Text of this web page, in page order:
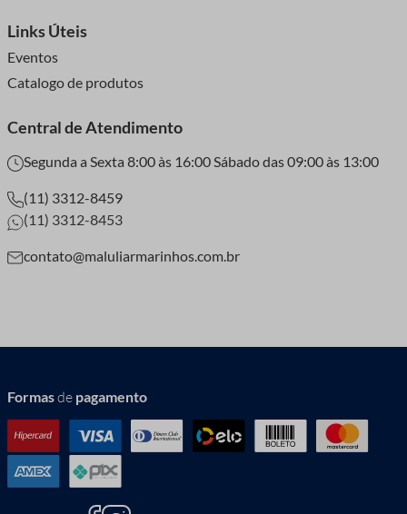
Links Úteis
Eventos
Catalogo de produtos
Central de Atendimento
Segunda a Sexta 8:00 às 16:00 Sábado das 09:00 às 13:00
(11) 3312-8459
(11) 3312-8453
contato@maluliarmarinhos.com.br
Formasde pagamento